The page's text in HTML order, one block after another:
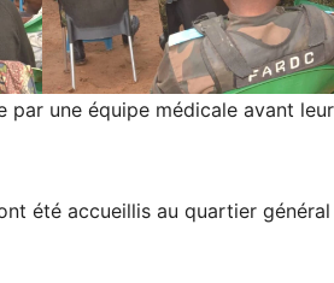
par une équipe médicale avant leur
été accueillis au quartier général